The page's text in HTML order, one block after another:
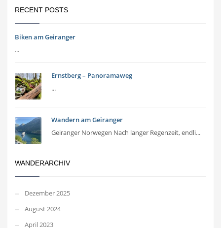
RECENT POSTS
Biken am Geiranger
...
Ernstberg – Panoramaweg
...
Wandern am Geiranger
Geiranger Norwegen Nach langer Regenzeit, endli...
WANDERARCHIV
Dezember 2025
August 2024
April 2023